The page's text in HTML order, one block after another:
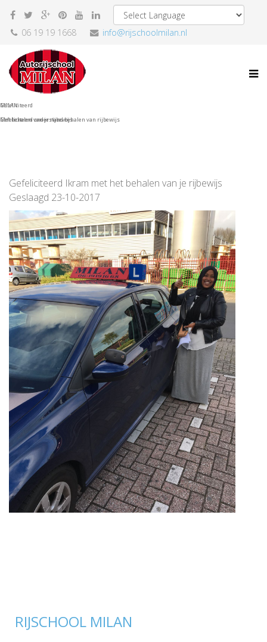
06 19 19 1668 info@rijschoolmilan.nl
Gefeliciteerd
Met behalen van je rijbewijs
MILAN
Gefeliciteerd onderstand behalen van rijbewijs
Gefeliciteerd Ikram met het behalen van je rijbewijs
Geslaagd 23-10-2017
RIJSCHOOL MILAN